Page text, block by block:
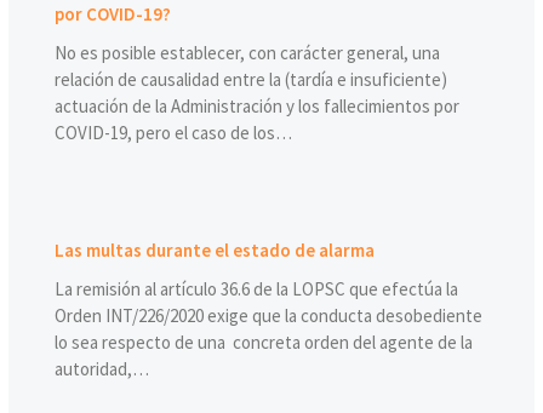
por COVID-19?
No es posible establecer, con carácter general, una
relación de causalidad entre la (tardía e insuficiente)
actuación de la Administración y los fallecimientos por
COVID-19, pero el caso de los…
Las multas durante el estado de alarma
La remisión al artículo 36.6 de la LOPSC que efectúa la
Orden INT/226/2020 exige que la conducta desobediente
lo sea respecto de una concreta orden del agente de la
autoridad,…